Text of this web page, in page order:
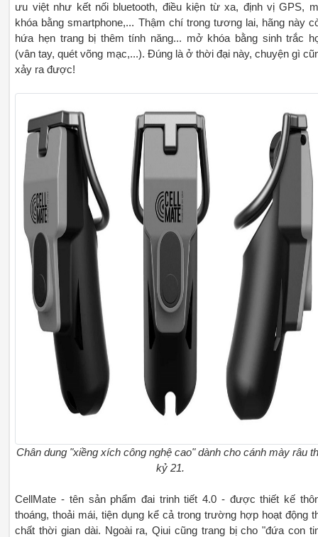
ưu việt như kết nối bluetooth, điều kiện từ xa, định vị GPS,
khóa bằng smartphone,... Thậm chí trong tương lai, hãng này
hứa hẹn trang bị thêm tính năng... mở khóa bằng sinh trắc
(vân tay, quét võng mạc,...). Đúng là ở thời đại này, chuyện gì
xảy ra được!
Chân dung "xiềng xích công nghệ cao" dành cho cánh mày râu
kỷ 21.
CellMate - tên sản phẩm đai trinh tiết 4.0 - được thiết kế
thoáng, thoải mái, tiện dụng kể cả trong trường hợp hoạt động
chất thời gian dài. Ngoài ra, Qiui cũng trang bị cho "đứa con